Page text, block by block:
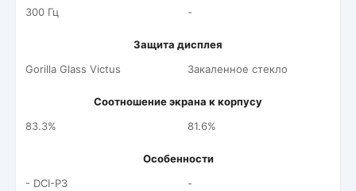
300 Гц
-
Защита дисплея
Gorilla Glass Victus
Закаленное стекло
Соотношение экрана к корпусу
83.3%
81.6%
Особенности
- DCI-P3
-